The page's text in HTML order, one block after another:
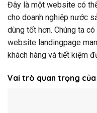
Đây là một website có
cho doanh nghiệp nước
dùng tốt hơn. Chúng ta
website landingpage
khách hàng và tiết kiệm
Vai trò quan trọng